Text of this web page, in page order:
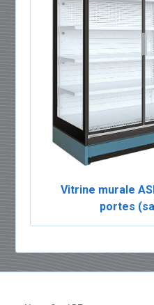
Vitrine murale
portes